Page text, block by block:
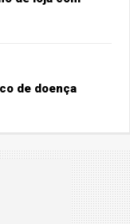
de doença